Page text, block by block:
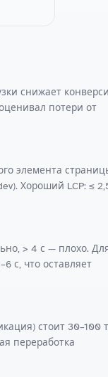
снижает
потери от
элемента
Хороший LCP: ≤
> 4 с — плохо.
с, что оставляет
стоит 30–100
переработка